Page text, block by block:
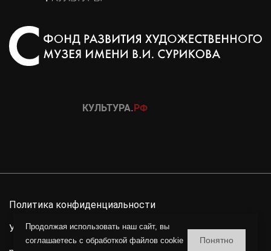
Политика конфиденциальности
Условия использования материалов сайта
Продолжая использовать наш сайт, вы
соглашаетесь c обработкой файлов cookie
Понятно